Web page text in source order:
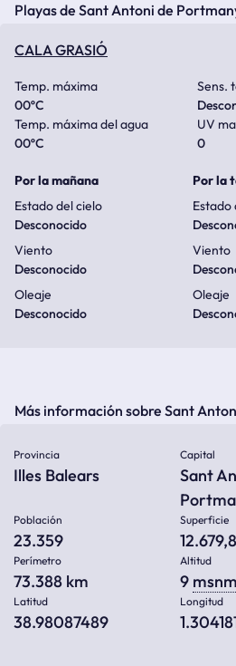
Playas de Sant Antoni de
CALA GRASIÓ
Temp. máxima
00ºC
Sens.
Temp. máxima del agua
00ºC
UV
0
Por la mañana
Estado del cielo
Desconocido
Viento
Desconocido
Oleaje
Desconocido
Por la
Estado
Viento
Oleaje
Más información sobre Sant
Provincia
Illes Balears
Capital
Sant
Población
23.359
Superficie
Perímetro
73.388 km
Altitud
9 msnm
Latitud
38.98087489
Longitud